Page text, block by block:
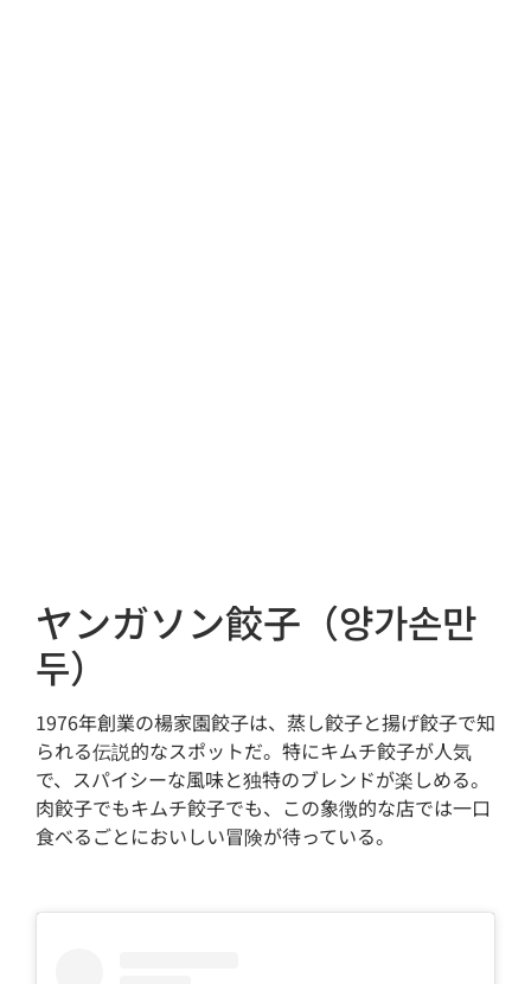
ヤンガソン餃子（양가손만
두）
1976年創業の楊家園餃子は、蒸し餃子と揚げ餃子で知
られる伝説的なスポットだ。特にキムチ餃子が人気
で、スパイシーな風味と独特のブレンドが楽しめる。
肉餃子でもキムチ餃子でも、この象徴的な店では一口
食べるごとにおいしい冒険が待っている。